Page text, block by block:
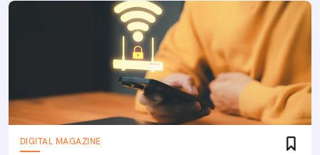
DIGITAL MAGAZINE